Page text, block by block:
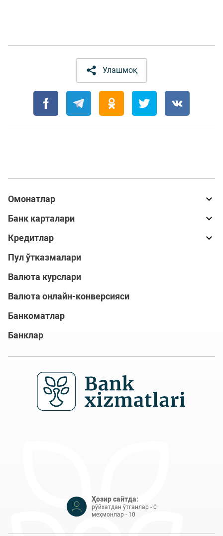
Улашмоқ
Омонатлар
Банк карталари
Кредитлар
Пул ўтказмалари
Валюта курслари
Валюта онлайн-конверсияси
Банкоматлар
Банклар
Ҳозир сайтда:
рўйхатдан ўтганлар - 0
меҳмонлар - 10